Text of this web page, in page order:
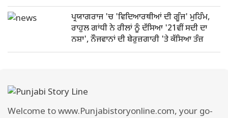
ਪ੍ਰਯਾਗਰਾਜ 'ਚ 'ਵਿਦਿਆਰਥੀਆਂ ਦੀ ਗੂੰਜ' ਮੁਹਿੰਮ,
ਰਾਹੁਲ ਗਾਂਧੀ ਨੇ ਰੀਲਾਂ ਨੂੰ ਦੱਸਿਆ '21ਵੀਂ ਸਦੀ ਦਾ
ਨਸ਼ਾ', ਨੌਜਵਾਨਾਂ ਦੀ ਬੇਰੁਜ਼ਗਾਰੀ 'ਤੇ ਕੱਸਿਆ ਤੰਜ਼
Welcome to www.Punjabistoryonline.com, your go-